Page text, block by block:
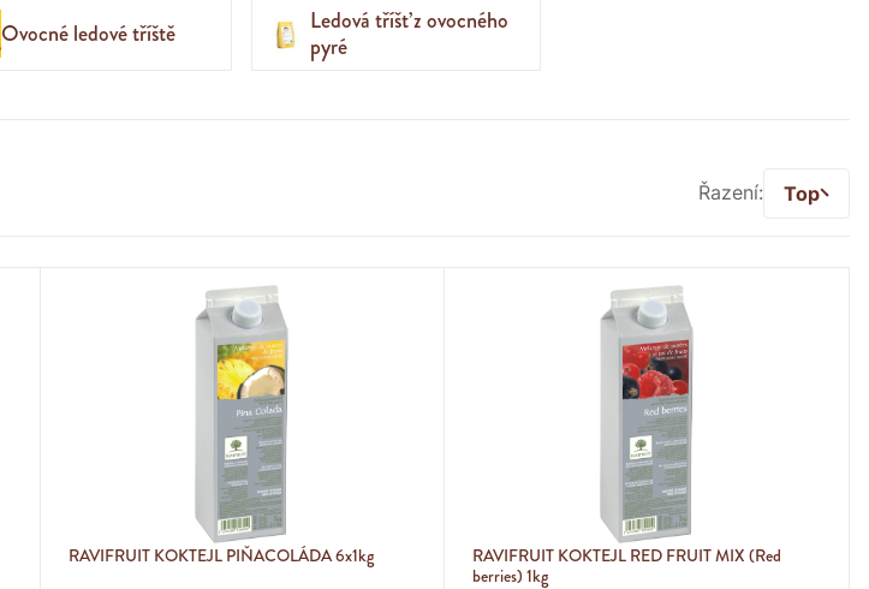
Ovocné ledové tříště
Ledová tříšť z ovocného
pyré
Řazení: Top
RAVIFRUIT KOKTEJL PIŇACOLÁDA 6x1kg
RAVIFRUIT KOKTEJL RED FRUIT MIX (Red
berries) 1kg